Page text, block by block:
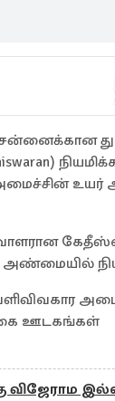
உயர்
ஊடகங்கள்
விஜேராம